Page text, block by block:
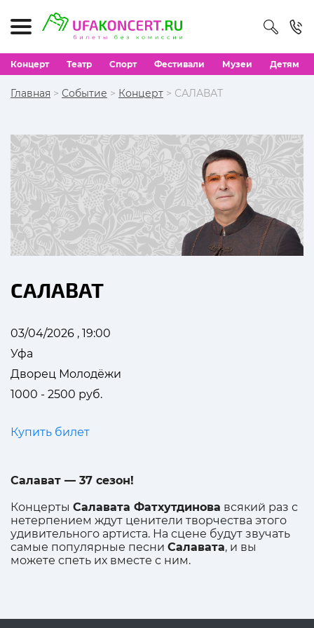
Концерт Театр Спорт Фестивали Музеи Детям
Главная > Событие > Концерт > САЛАВАТ
САЛАВАТ
03/04/2026 , 19:00
Уфа
Дворец Молодёжи
1000 - 2500 руб.
Купить билет
Салават — 37 сезон!
Концерты Салавата Фатхутдинова всякий раз с
нетерпением ждут ценители творчества этого
удивительного артиста. На сцене будут звучать
самые популярные песни Салавата, и вы
можете спеть их вместе с ним.